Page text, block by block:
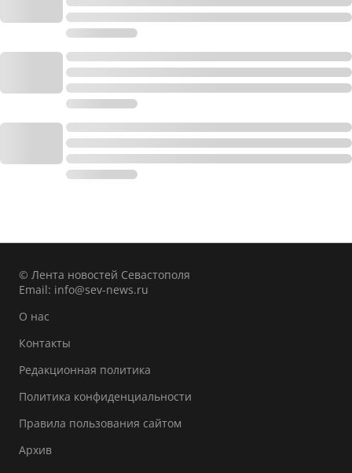
© Лента новостей Севастополя
Email: info@sev-news.ru
О нас
Контакты
Редакционная политика
Политика конфиденциальности
Правила пользования сайтом
Архив